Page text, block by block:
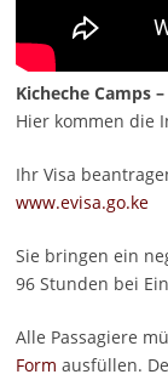
Kicheche Camps
Hier kommen die
Ihr Visa
www.evisa.go.ke
Sie bringen ein
96 Stunden bei
Alle Passagiere
Form ausfüllen.